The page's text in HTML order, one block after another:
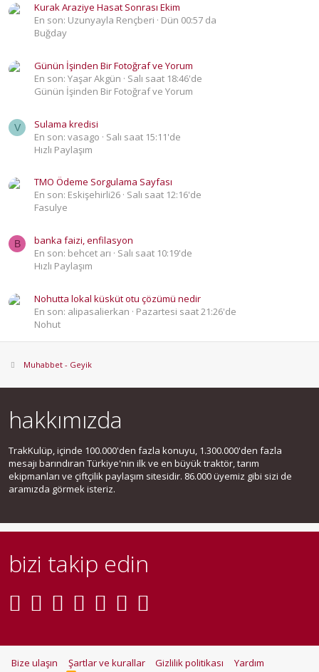
Kurak Araziye Hasat Sonrası Ekim
En son: Uzunyayla Rençberi
Dün 00:57 da
Buğday
Günün İşinden Bir Fotoğraf ve Yorum
En son: Yaşar Akgün
Salı saat 18:46'de
Günün İşinden Bir Fotoğraf ve Yorum
V
Sulama kredisi
En son: vasago
Salı saat 15:11'de
Hızlı Paylaşım
TMO Ödeme Sorgulama Sayfası
En son: Eskişehirli26 Salı saat 12:16'de
Fasulye
B
banka faizi, enfilasyon
En son: behcet arı
Salı saat 10:19'de
Hızlı Paylaşım
Nohutta lokal küsküt otu çözümü nedir
En son: alipasalierkan
Pazartesi saat 21:26'de
Nohut
Muhabbet - Geyik
hakkımızda
TrakKulüp, içinde 100.000'den fazla konuyu, 1.300.000'den fazla
mesajı barındıran Türkiye'nin ilk ve en büyük traktör, tarım
ekipmanları ve çiftçilik paylaşım sitesidir. 86.000 üyemiz gibi sizi de
aramızda görmek isteriz.
bizi takip edin
Bize ulaşın Şartlar ve kurallar Gizlilik politikası
Yardım